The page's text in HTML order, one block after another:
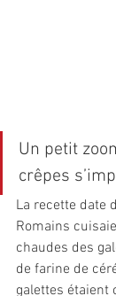
Un petit
crêpes
La recette date
Romains
chaudes des
de farine de
galettes étaient